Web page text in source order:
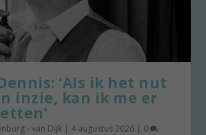
‘Als ik het nut
inzie, kan ik me er
- van Dijk | 4 augustus 2026 | 0